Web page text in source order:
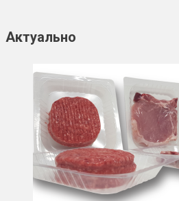
Актуально